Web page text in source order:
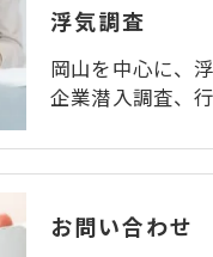
浮気調査
岡山を中心に、
企業潜入調査、
お問い合わせ